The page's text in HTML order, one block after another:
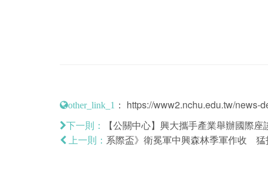
other_link_1 ： https://www2.nchu.edu.tw/news-
下一則： 【公關中心】興大攜手產業舉辦國際
上一則： 系際盃》衛冕軍中興森林季軍作收